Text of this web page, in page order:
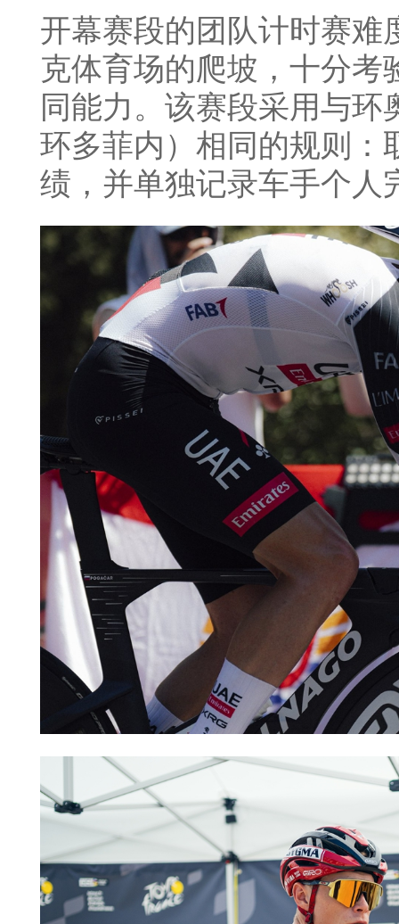
开幕赛段的团队计时赛难
克体育场的爬坡，十分考
同能力。该赛段采用与
环多菲内）相同的规则：
绩，并单独记录车手个人